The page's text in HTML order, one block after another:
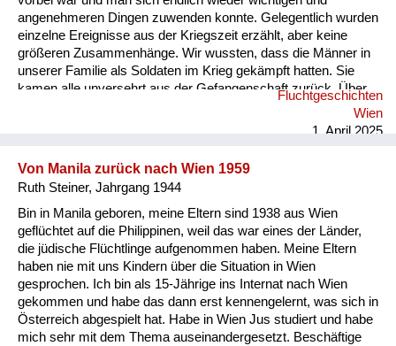
angenehmeren Dingen zuwenden konnte. Gelegentlich wurden
einzelne Ereignisse aus der Kriegszeit erzählt, aber keine
größeren Zusammenhänge. Wir wussten, dass die Männer in
unserer Familie als Soldaten im Krieg gekämpft hatten. Sie
kamen alle unversehrt aus der Gefangenschaft zurück. Über
dieses Kapitel sprach man ebenfalls wenig, einige Anekdoten
sind mir bekannt. Im Geschichtsunterricht wurde das Thema
lang ausführlich behandelt. Jeder Schüler hielt ein Referat zu
einem Thema, ic...
Fluchtgeschichten
Wien
1. April 2025
Von Manila zurück nach Wien 1959
Ruth Steiner, Jahrgang 1944
Bin in Manila geboren, meine Eltern sind 1938 aus Wien
geflüchtet auf die Philippinen, weil das war eines der Länder,
die jüdische Flüchtlinge aufgenommen haben. Meine Eltern
haben nie mit uns Kindern über die Situation in Wien
gesprochen. Ich bin als 15-Jährige ins Internat nach Wien
gekommen und habe das dann erst kennengelernt, was sich in
Österreich abgespielt hat. Habe in Wien Jus studiert und habe
mich sehr mit dem Thema auseinandergesetzt. Beschäftige